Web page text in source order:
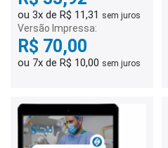
ou 3x de R$ 11,31 sem juros
Versão Impressa:
R$ 70,00
ou 7x de R$ 10,00 sem juros